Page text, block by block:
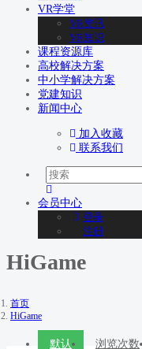
VR学堂
VR资讯
VR知识
课程资源库
高校解决方案
中小学解决方案
党建知识
新闻中心
加入收藏
联系我们
会员中心
登录
注册
HiGame
首页
HiGame
默认 浏览次数